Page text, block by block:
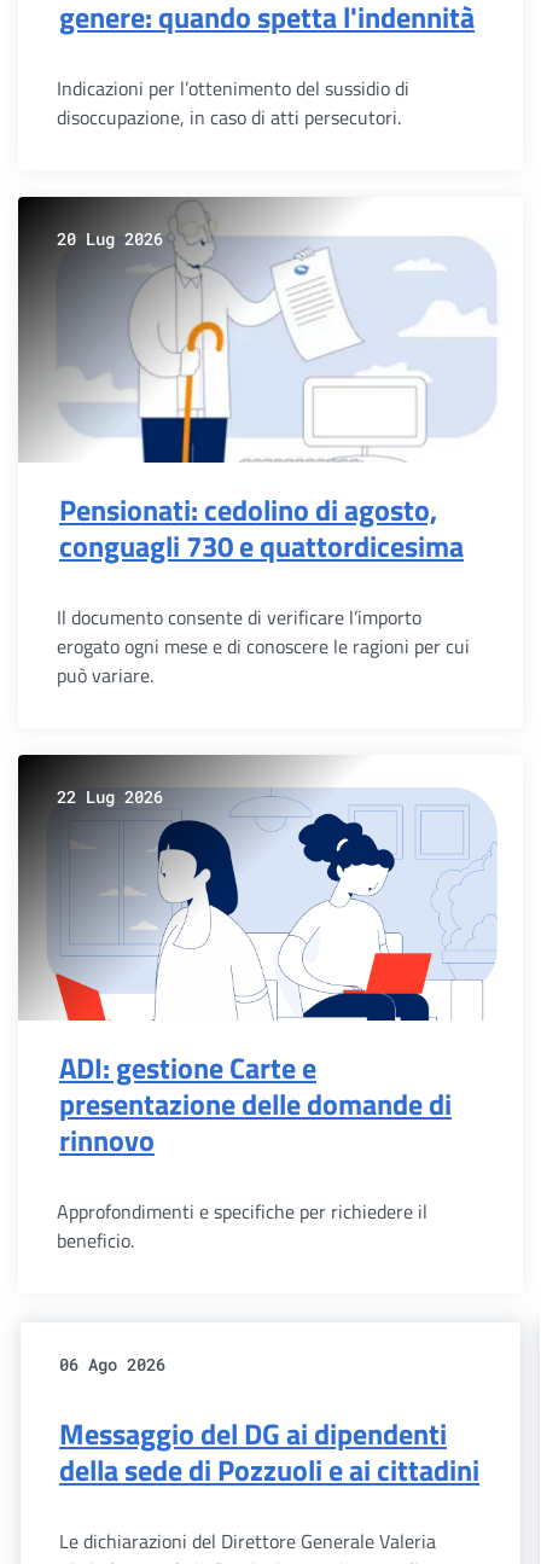
genere: quando spetta l'indennità
Indicazioni per l’ottenimento del sussidio di
disoccupazione, in caso di atti persecutori.
20 Lug 2026
Pensionati: cedolino di agosto,
conguagli 730 e quattordicesima
Il documento consente di verificare l’importo
erogato ogni mese e di conoscere le ragioni per cui
può variare.
22 Lug 2026
ADI: gestione Carte e
presentazione delle domande di
rinnovo
Approfondimenti e specifiche per richiedere il
beneficio.
06 Ago 2026
Messaggio del DG ai dipendenti
della sede di Pozzuoli e ai cittadini
Le dichiarazioni del Direttore Generale Valeria